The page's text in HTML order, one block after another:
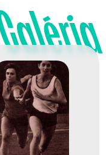
9
Galéria